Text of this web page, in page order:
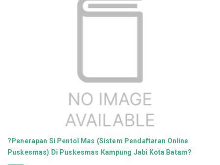
?Penerapan Si Pentol Mas (Sistem Pendaftaran Online
Puskesmas) Di Puskesmas Kampung Jabi Kota Batam?